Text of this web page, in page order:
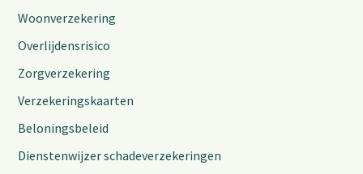
Woonverzekering
Overlijdensrisico
Zorgverzekering
Verzekeringskaarten
Beloningsbeleid
Dienstenwijzer schadeverzekeringen